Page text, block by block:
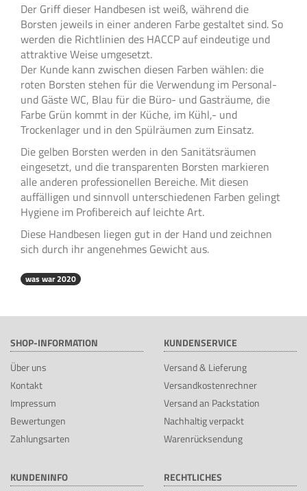
Der Griff dieser Handbesen ist weiß, während die
Borsten jeweils in einer anderen Farbe gestaltet sind. So
werden die Richtlinien des HACCP auf eindeutige und
attraktive Weise umgesetzt.
Der Kunde kann zwischen diesen Farben wählen: die
roten Borsten stehen für die Verwendung im Personal-
und Gäste WC, Blau für die Büro- und Gasträume, die
Farbe Grün kommt in der Küche, im Kühl,- und
Trockenlager und in den Spülräumen zum Einsatz.
Die gelben Borsten werden in den Sanitätsräumen
eingesetzt, und die transparenten Borsten markieren
alle anderen professionellen Bereiche. Mit diesen
auffälligen und sinnvoll unterschiedenen Farben gelingt
Hygiene im Profibereich auf leichte Art.
Diese Handbesen liegen gut in der Hand und zeichnen
sich durch ihr angenehmes Gewicht aus.
was war 2020
SHOP-INFORMATION
Über uns
Kontakt
Impressum
Bewertungen
Zahlungsarten
KUNDENSERVICE
Versand & Lieferung
Versandkostenrechner
Versand an Packstation
Nachhaltig verpackt
Warenrücksendung
KUNDENINFO
RECHTLICHES